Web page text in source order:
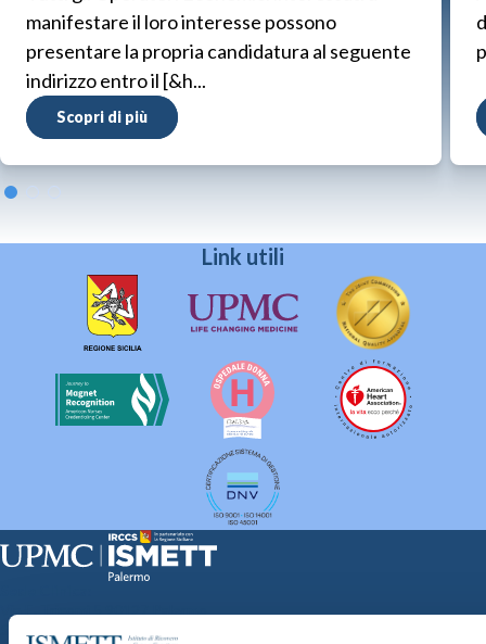
manifestare il loro interesse possono
presentare la propria candidatura al seguente
indirizzo entro il [&h...
Scopri di più
Link utili